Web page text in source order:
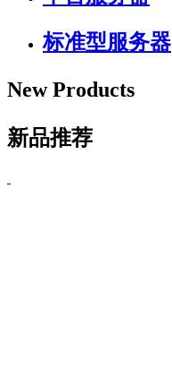
标准型服务器
New Products
新品推荐